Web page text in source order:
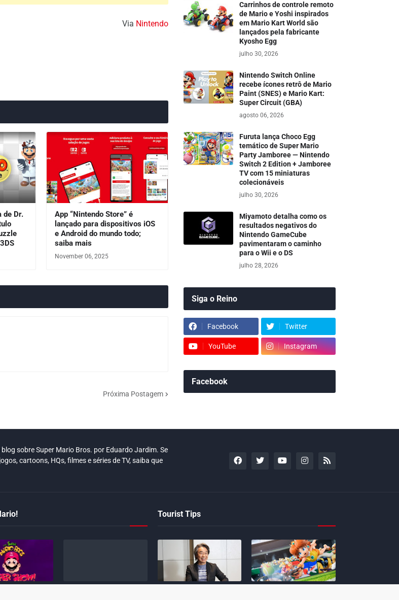
Via Nintendo
de Dr.
App “Nintendo Store” é
lançado para dispositivos iOS
e Android do mundo todo;
saiba mais
November 06, 2025
Próxima Postagem
Carrinhos de controle remoto
de Mario e Yoshi inspirados
em Mario Kart World são
lançados pela fabricante
Kyosho Egg
julho 30, 2026
Nintendo Switch Online
recebe ícones retrô de Mario
Paint (SNES) e Mario Kart:
Super Circuit (GBA)
agosto 06, 2026
Furuta lança Choco Egg
temático de Super Mario
Party Jamboree — Nintendo
Switch 2 Edition + Jamboree
TV com 15 miniaturas
colecionáveis
julho 30, 2026
Miyamoto detalha como os
resultados negativos do
Nintendo GameCube
pavimentaram o caminho
para o Wii e o DS
julho 28, 2026
Siga o Reino
Facebook Twitter
YouTube Instagram
Facebook
sobre Super Mario Bros. por Eduardo Jardim. Se
cartoons, HQs, filmes e séries de TV, saiba que
Tourist Tips